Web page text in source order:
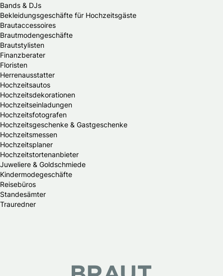
Bands & DJs
Bekleidungsgeschäfte für Hochzeitsgäste
Brautaccessoires
Brautmodengeschäfte
Brautstylisten
Finanzberater
Floristen
Herrenausstatter
Hochzeitsautos
Hochzeitsdekorationen
Hochzeitseinladungen
Hochzeitsfotografen
Hochzeitsgeschenke & Gastgeschenke
Hochzeitsmessen
Hochzeitsplaner
Hochzeitstortenanbieter
Juweliere & Goldschmiede
Kindermodegeschäfte
Reisebüros
Standesämter
Trauredner